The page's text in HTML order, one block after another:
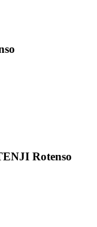
Rotenso